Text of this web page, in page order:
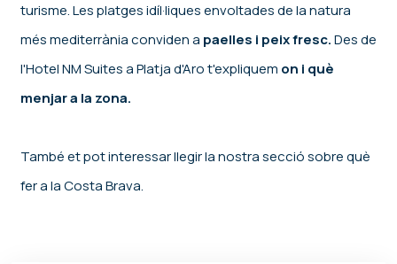
turisme. Les platges idíl·liques envoltades de la natura
més mediterrània conviden a paelles i peix fresc.Des de
l'Hotel NM Suites a Platja d'Aro t'expliquem on i què
menjar a la zona.
També et pot interessar llegir la nostra secció sobre què
fer a la Costa Brava.